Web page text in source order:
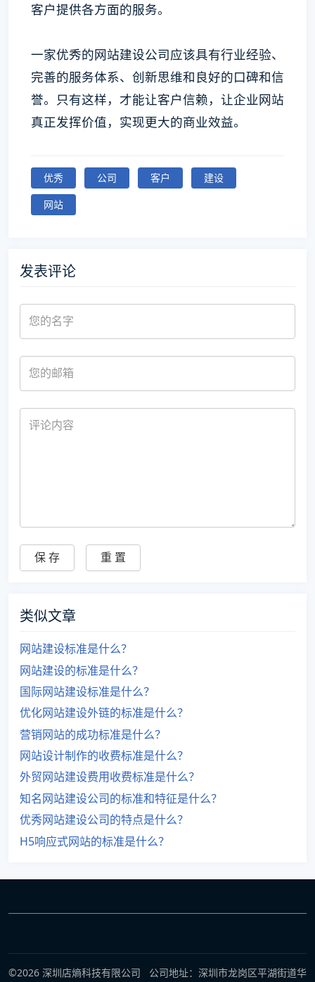
客户提供各方面的服务。
一家优秀的网站建设公司应该具有行业经验、
完善的服务体系、创新思维和良好的口碑和信
誉。只有这样，才能让客户信赖，让企业网站
真正发挥价值，实现更大的商业效益。
优秀 公司 客户
建设
网站
发表评论
类似文章
网站建设标准是什么？
网站建设的标准是什么？
国际网站建设标准是什么？
优化网站建设外链的标准是什么？
营销网站的成功标准是什么？
网站设计制作的收费标准是什么？
外贸网站建设费用收费标准是什么？
知名网站建设公司的标准和特征是什么？
优秀网站建设公司的特点是什么？
H5响应式网站的标准是什么？
©2026 深圳店熵科技有限公司 公司地址：深圳市龙岗区平湖街道华